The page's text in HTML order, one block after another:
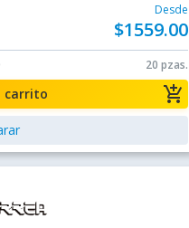
Desde
$1559.00
20 pzas.
add_shopping_cart
carrito